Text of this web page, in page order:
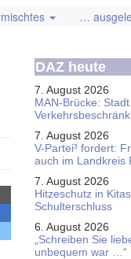
…
DAZ heute
7. August 2026
MAN-Brücke:
7. August 2026
V-Partei­³ fordert:
auch im Land­kreis
7. August 2026
Hitzeschutz in
Schulterschluss
6. August 2026
„Schreiben Sie
unbequem war …“